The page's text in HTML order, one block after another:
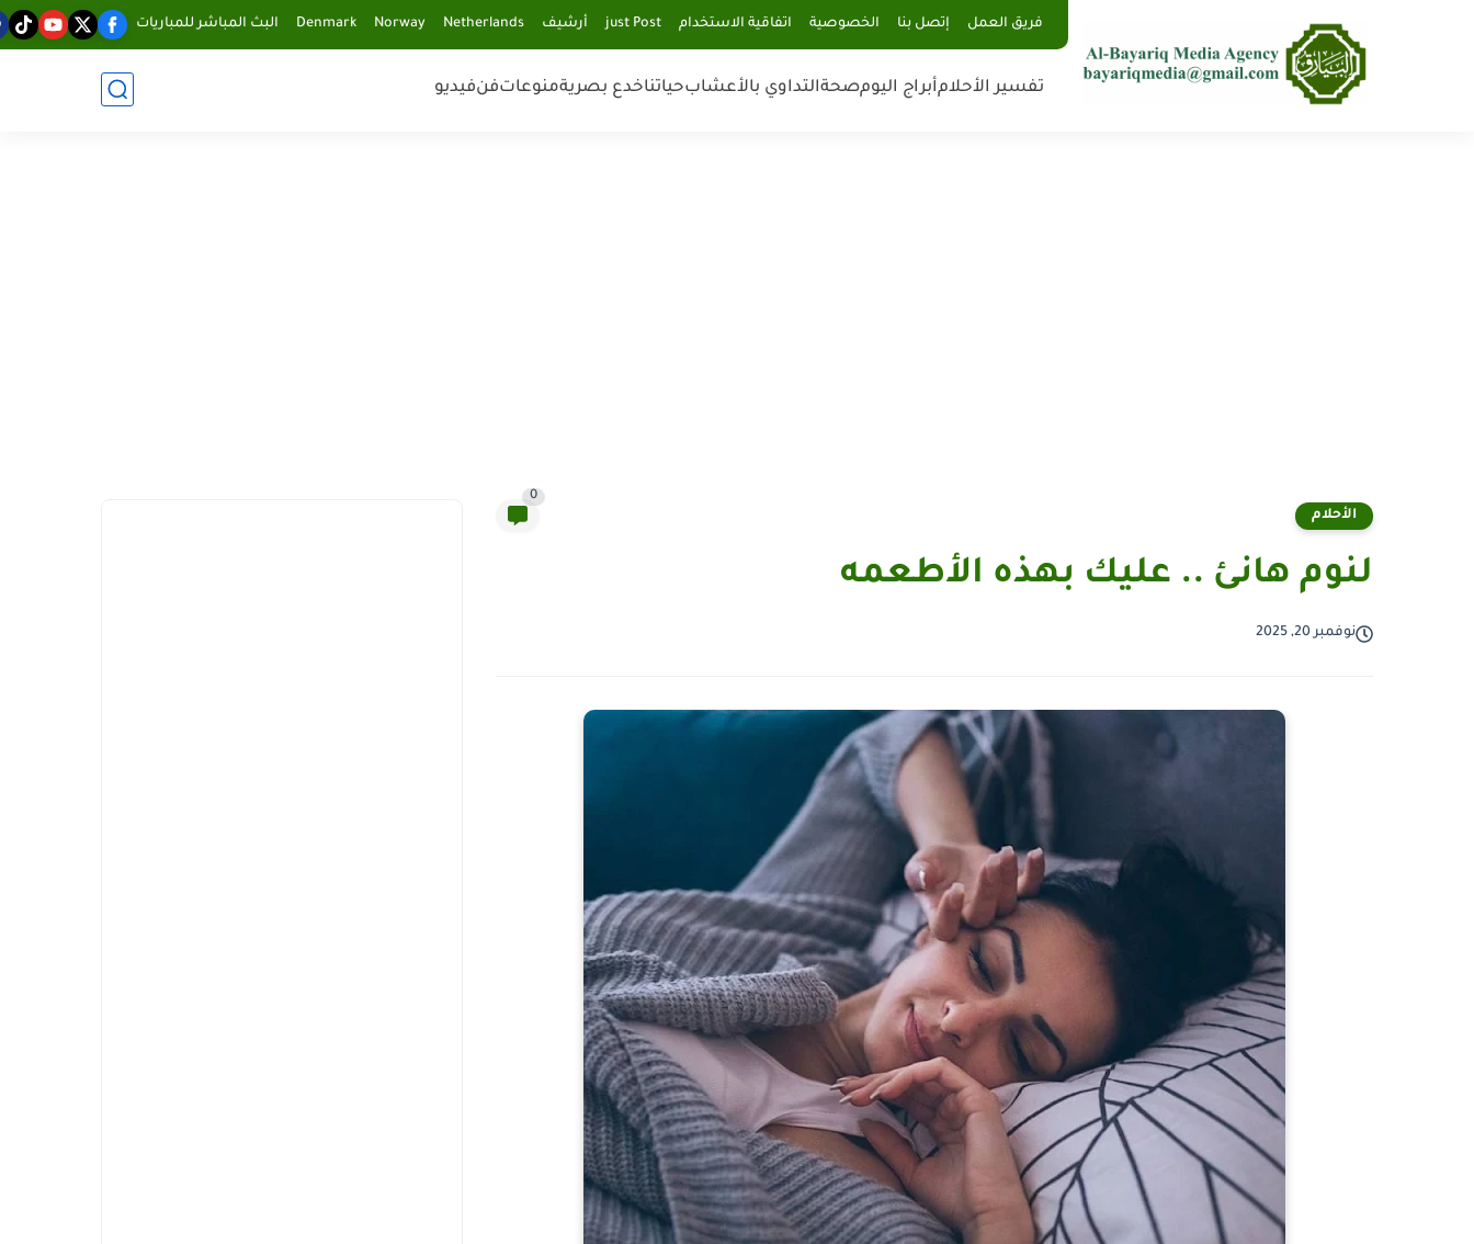
فريق العمل إتصل بنا الخصوصية اتفاقية الاستخدام just Post أرشيف Netherlands
Norway
Denmark البث المباشر للمباريات
تفسير الأحلامأبراج اليومصحةالتداوي بالأعشابحياتناخدع بصريةمنوعاتفنفيديو
الأحلام
0
لنوم هانئ .. عليك بهذه الأطعمه
نوفمبر 20, 2025